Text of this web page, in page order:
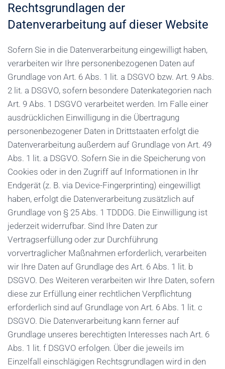
Rechtsgrundlagen der
Datenverarbeitung auf dieser Website
Sofern Sie in die Datenverarbeitung eingewilligt haben,
verarbeiten wir Ihre personenbezogenen Daten auf
Grundlage von Art. 6 Abs. 1 lit. a DSGVO bzw. Art. 9 Abs.
2 lit. a DSGVO, sofern besondere Datenkategorien nach
Art. 9 Abs. 1 DSGVO verarbeitet werden. Im Falle einer
ausdrücklichen Einwilligung in die Übertragung
personenbezogener Daten in Drittstaaten erfolgt die
Datenverarbeitung außerdem auf Grundlage von Art. 49
Abs. 1 lit. a DSGVO. Sofern Sie in die Speicherung von
Cookies oder in den Zugriff auf Informationen in Ihr
Endgerät (z. B. via Device-Fingerprinting) eingewilligt
haben, erfolgt die Datenverarbeitung zusätzlich auf
Grundlage von § 25 Abs. 1 TDDDG. Die Einwilligung ist
jederzeit widerrufbar. Sind Ihre Daten zur
Vertragserfüllung oder zur Durchführung
vorvertraglicher Maßnahmen erforderlich, verarbeiten
wir Ihre Daten auf Grundlage des Art. 6 Abs. 1 lit. b
DSGVO. Des Weiteren verarbeiten wir Ihre Daten, sofern
diese zur Erfüllung einer rechtlichen Verpflichtung
erforderlich sind auf Grundlage von Art. 6 Abs. 1 lit. c
DSGVO. Die Datenverarbeitung kann ferner auf
Grundlage unseres berechtigten Interesses nach Art. 6
Abs. 1 lit. f DSGVO erfolgen. Über die jeweils im
Einzelfall einschlägigen Rechtsgrundlagen wird in den